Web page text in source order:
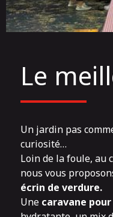
Le
Un jardin pas
curiosité…
Loin de la foule, au
nous vous
écrin de verdure.
Une caravane